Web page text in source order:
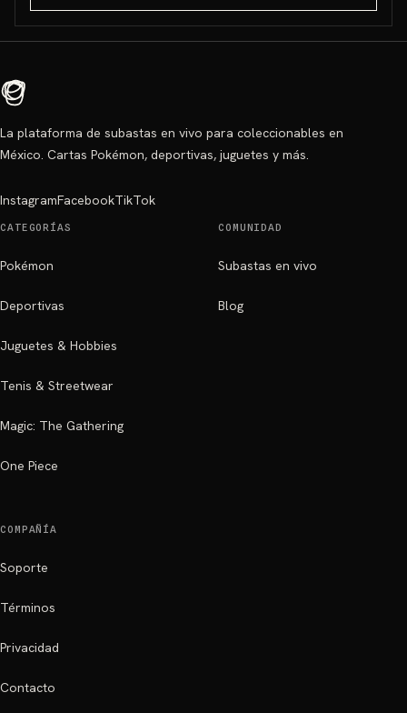
La plataforma de subastas en vivo para coleccionables en
México. Cartas Pokémon, deportivas, juguetes y más.
InstagramFacebookTikTok
CATEGORÍAS
Pokémon
Deportivas
Juguetes & Hobbies
Tenis & Streetwear
Magic: The Gathering
One Piece
COMUNIDAD
Subastas en vivo
Blog
COMPAÑÍA
Soporte
Términos
Privacidad
Contacto